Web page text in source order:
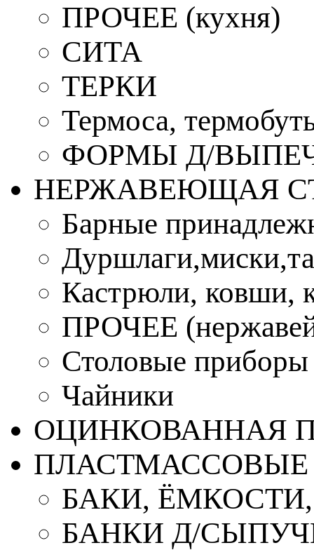
ПРОЧЕЕ (кухня)
СИТА
ТЕРКИ
Термоса,
ФОРМЫ Д/
НЕРЖАВЕЮЩАЯ
Барные
Кастрюли, ковши,
ПРОЧЕЕ
Столовые приборы
Чайники
ОЦИНКОВАННАЯ
ПЛАСТМАССОВЫЕ
БАКИ,
БАНКИ Д/